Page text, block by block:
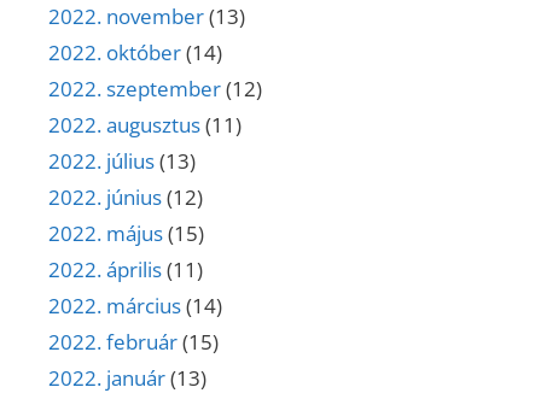
2022. november(13)
2022. október(14)
2022. szeptember(12)
2022. augusztus(11)
2022. július(13)
2022. június(12)
2022. május(15)
2022. április(11)
2022. március(14)
2022. február(15)
2022. január(13)